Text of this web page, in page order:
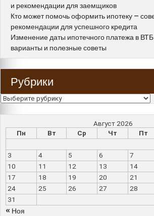
и рекомендации для заемщиков
Кто может помочь оформить ипотеку –
рекомендации для успешного кредита
Изменение даты ипотечного платежа в
варианты и полезные советы
Рубрики
Рубрики
Август 2026
Пн
Вт Ср Чт Пт
3
4 5 6 7
10
11 12 13 14
17
18 19 20 21
24
25 26 27 28
31
« Ноя